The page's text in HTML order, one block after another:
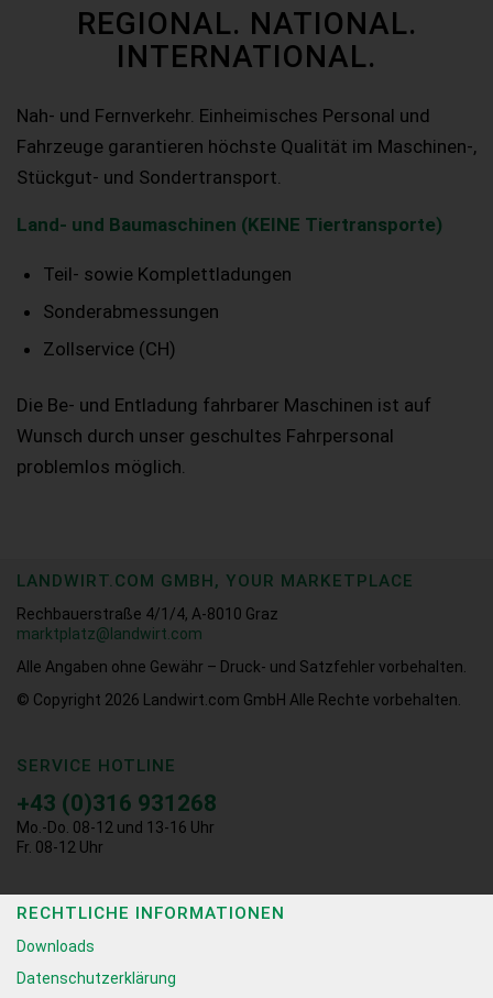
REGIONAL. NATIONAL.
INTERNATIONAL.
Nah- und Fernverkehr. Einheimisches Personal und
Fahrzeuge garantieren höchste Qualität im Maschinen-,
Stückgut- und Sondertransport.
Land- und Baumaschinen (KEINE Tiertransporte)
Teil- sowie Komplettladungen
Sonderabmessungen
Zollservice (CH)
Die Be- und Entladung fahrbarer Maschinen ist auf
Wunsch durch unser geschultes Fahrpersonal
problemlos möglich.
LANDWIRT.COM GMBH, YOUR MARKETPLACE
Rechbauerstraße 4/1/4, A-8010 Graz
marktplatz@landwirt.com
Alle Angaben ohne Gewähr – Druck- und Satzfehler vorbehalten.
© Copyright 2026
Landwirt.com GmbH Alle Rechte vorbehalten.
SERVICE HOTLINE
+43 (0)316 931268
Mo.-Do. 08-12 und 13-16 Uhr
Fr. 08-12 Uhr
RECHTLICHE INFORMATIONEN
Downloads
Datenschutzerklärung